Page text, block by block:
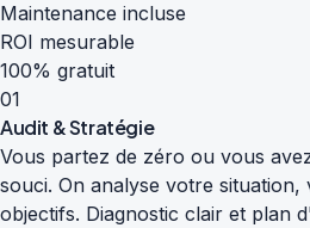
Maintenance incluse
ROI mesurable
100% gratuit
01
Audit & Stratégie
Vous partez de zéro ou vous
souci. On analyse votre
objectifs. Diagnostic clair et plan